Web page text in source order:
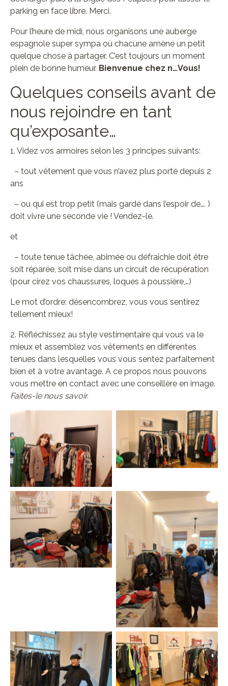
parking en face libre. Merci.
Pour l’heure de midi, nous organisons une auberge
espagnole super sympa où chacune amène un petit
quelque chose à partager. C’est toujours un moment
plein de bonne humeur. Bienvenue chez n…Vous!
Quelques conseils avant de
nous rejoindre en tant
qu’exposante…
1. Videz vos armoires selon les 3 principes suivants:
– tout vêtement que vous n’avez plus porté depuis 2
ans
– ou qui est trop petit (mais gardé dans l’espoir de…. )
doit vivre une seconde vie ! Vendez-le.
et
– toute tenue tâchée, abîmée ou défraîchie doit être
soit réparée, soit mise dans un circuit de récupération
(pour cirez vos chaussures, loques à poussière,…)
Le mot d’ordre: désencombrez, vous vous sentirez
tellement mieux!
2. Réfléchissez au style vestimentaire qui vous va le
mieux et assemblez vos vêtements en différentes
tenues dans lesquelles vous vous sentez parfaitement
bien et à votre avantage. A ce propos nous pouvons
vous mettre en contact avec une conseillère en image.
Faites-le nous savoir.
Aucune légende
Aucune légende
Aucune légende
Aucune légende
Aucune légende
Aucune légende